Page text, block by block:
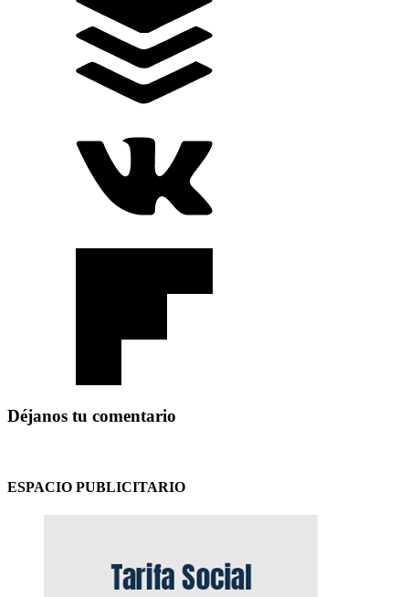
Déjanos tu comentario
ESPACIO PUBLICITARIO